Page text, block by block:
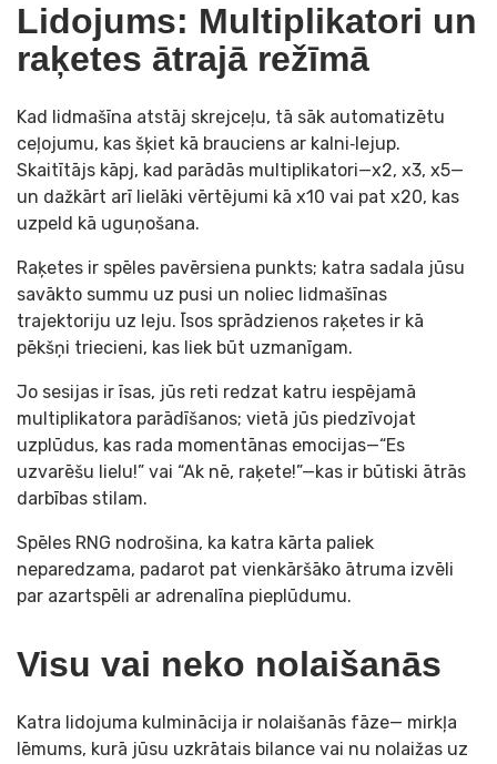
Lidojums: Multiplikatori un
raķetes ātrajā režīmā
Kad lidmašīna atstāj skrejceļu, tā sāk automatizētu
ceļojumu, kas šķiet kā brauciens ar kalni‑lejup.
Skaitītājs kāpj, kad parādās multiplikatori—x2, x3, x5—
un dažkārt arī lielāki vērtējumi kā x10 vai pat x20, kas
uzpeld kā uguņošana.
Raķetes ir spēles pavērsiena punkts; katra sadala jūsu
savākto summu uz pusi un noliec lidmašīnas
trajektoriju uz leju. Īsos sprādzienos raķetes ir kā
pēkšņi triecieni, kas liek būt uzmanīgam.
Jo sesijas ir īsas, jūs reti redzat katru iespējamā
multiplikatora parādīšanos; vietā jūs piedzīvojat
uzplūdus, kas rada momentānas emocijas—“Es
uzvarēšu lielu!” vai “Ak nē, raķete!”—kas ir būtiski ātrās
darbības stilam.
Spēles RNG nodrošina, ka katra kārta paliek
neparedzama, padarot pat vienkāršāko ātruma izvēli
par azartspēli ar adrenalīna pieplūdumu.
Visu vai neko nolaišanās
Katra lidojuma kulminācija ir nolaišanās fāze— mirkļa
lēmums, kurā jūsu uzkrātais bilance vai nu nolaižas uz